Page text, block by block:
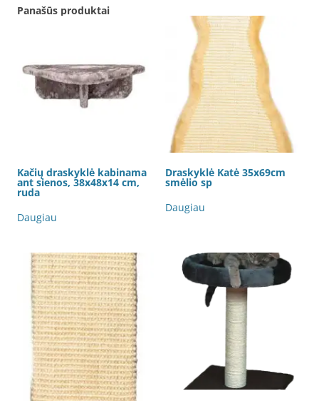
Panašūs produktai
Kačių draskyklė kabinama
ant sienos, 38x48x14 cm,
ruda
Daugiau
Draskyklė Katė 35x69cm
smėlio sp
Daugiau